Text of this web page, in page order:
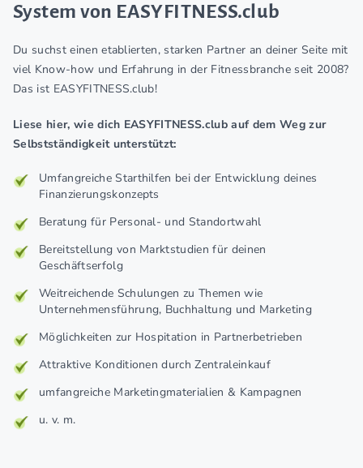
System von EASYFITNESS.club
Du suchst einen etablierten, starken Partner an deiner Seite mit
viel Know-how und Erfahrung in der Fitnessbranche seit 2008?
Das ist EASYFITNESS.club!
Liese hier, wie dich EASYFITNESS.club auf dem Weg zur
Selbstständigkeit unterstützt:
Umfangreiche Starthilfen bei der Entwicklung deines
Finanzierungskonzepts
Beratung für Personal- und Standortwahl
Bereitstellung von Marktstudien für deinen
Geschäftserfolg
Weitreichende Schulungen zu Themen wie
Unternehmensführung, Buchhaltung und Marketing
Möglichkeiten zur Hospitation in Partnerbetrieben
Attraktive Konditionen durch Zentraleinkauf
umfangreiche Marketingmaterialien & Kampagnen
u. v. m.